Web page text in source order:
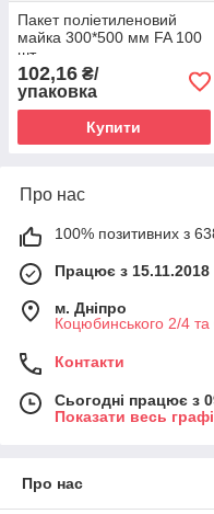
Пакет поліетиленовий
майка 300*500 мм FA 100
шт
102,16 ₴/
упаковка
Купити
Про нас
100% позитивних з 638
Працює з 15.11.2018
м. Дніпро
Коцюбинського 2/4 та
Контакти
Сьогодні працює з
Показати весь
Про нас